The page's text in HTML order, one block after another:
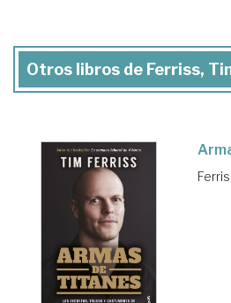
Otros libros de Ferriss,